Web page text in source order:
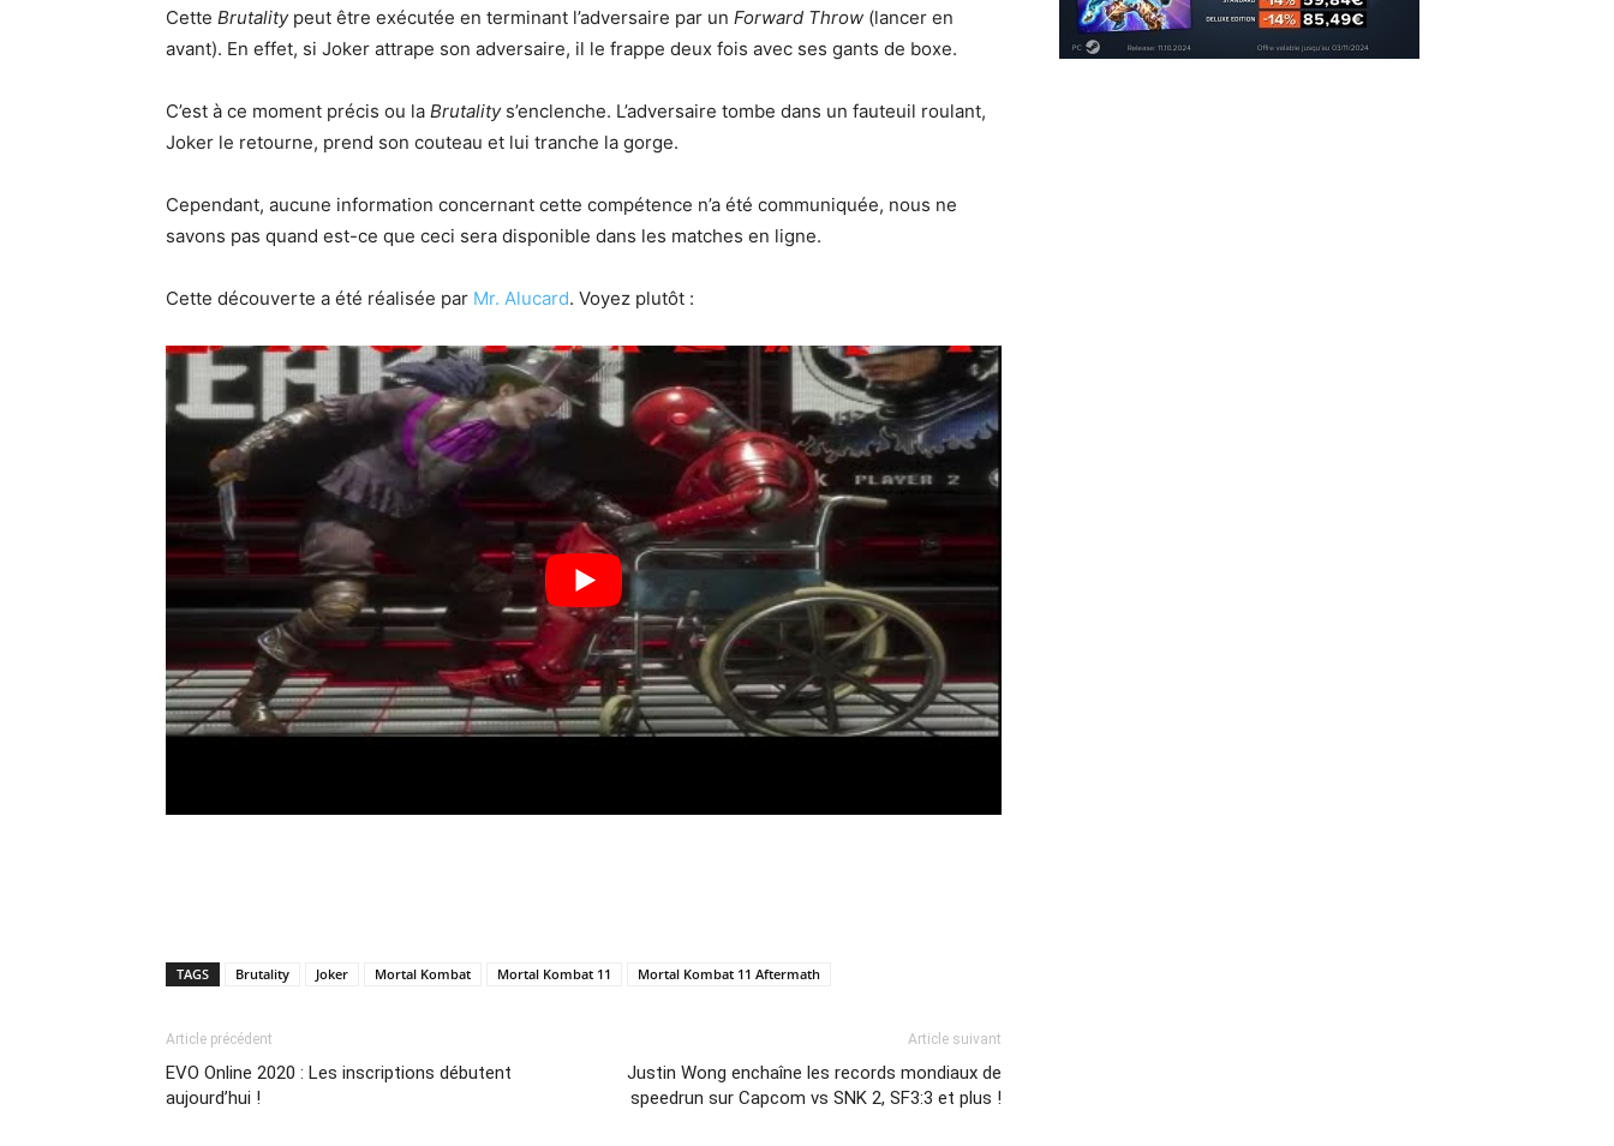
Cette Brutalitypeut être exécutée en terminant l’adversaire par un Forward Throw (lancer en
avant). En effet, si Joker attrape son adversaire, il le frappe deux fois avec ses gants de boxe.
C’est à ce moment précis ou la Brutalitys’enclenche. L’adversaire tombe dans un fauteuil roulant,
Joker le retourne, prend son couteau et lui tranche la gorge.
Cependant, aucune information concernant cette compétence n’a été communiquée, nous ne
savons pas quand est-ce que ceci sera disponible dans les matches en ligne.
Cette découverte a été réalisée par Mr. Alucard. Voyez plutôt :
TAGS Brutality Joker Mortal Kombat Mortal Kombat 11 Mortal Kombat 11 Aftermath
Article précédent
EVO Online 2020 : Les inscriptions débutent
aujourd’hui !
Article suivant
Justin Wong enchaîne les records mondiaux de
speedrun sur Capcom vs SNK 2, SF3:3 et plus !